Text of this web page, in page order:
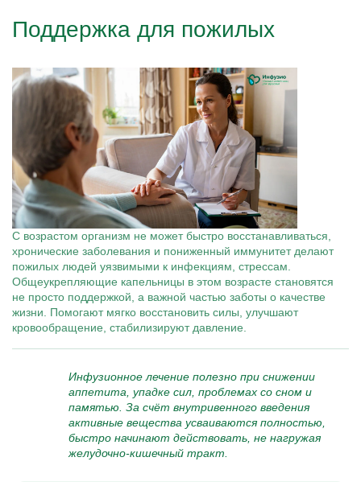
Поддержка для пожилых
С возрастом организм не может быстро восстанавливаться,
хронические заболевания и пониженный иммунитет делают
пожилых людей уязвимыми к инфекциям, стрессам.
Общеукрепляющие капельницы в этом возрасте становятся
не просто поддержкой, а важной частью заботы о качестве
жизни. Помогают мягко восстановить силы, улучшают
кровообращение, стабилизируют давление.
Инфузионное лечение полезно при снижении
аппетита, упадке сил, проблемах со сном и
памятью. За счёт внутривенного введения
активные вещества усваиваются полностью,
быстро начинают действовать, не нагружая
желудочно-кишечный тракт.